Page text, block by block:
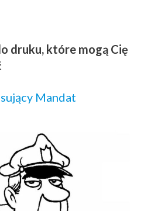
druku, które mogą Cię
Mandat